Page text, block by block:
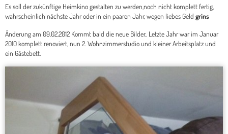
Es soll der zukünftige Heimkino gestalten zu werden,noch nicht komplett fertig,
wahrscheinlich nächste Jahr oder in ein paaren Jahr, wegen liebes Geld grins
Änderung am 09.02.2012 Kommt bald die neue Bilder.. Letzte Jahr war im Januar
2010 komplett renoviert, nun 2. Wohnzimmerstudio und kleiner Arbeitsplatz und
ein Gästebett.